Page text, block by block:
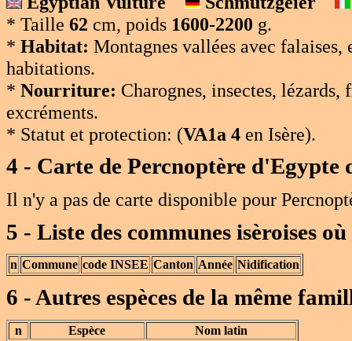
* Taille 62 cm, poids 1600-2200 g.
* Habitat: Montagnes vallées avec
habitations.
* Nourriture: Charognes, insectes, lézards,
excréments.
* Statut et protection: (VA1a 4 en Isère).
4 - Carte de Percnoptère d'Egypte
Il n'y a pas de carte disponible pour
5 - Liste des communes isèroises où
n Commune code INSEE Canton Année Nidification
6 - Autres espèces de la même
n Espèce Nom latin